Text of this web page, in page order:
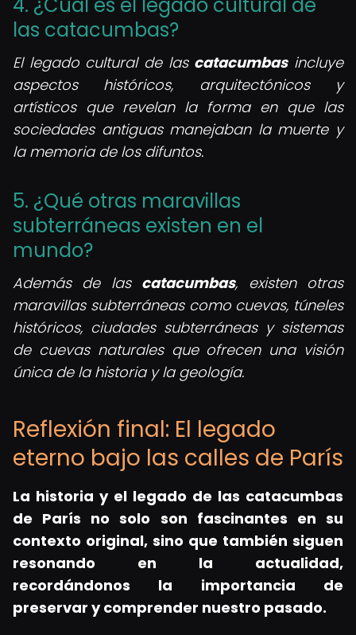
las catacumbas?
El legado cultural de las catacumbasincluye
aspectos históricos, arquitectónicos y
artísticos que revelan la forma en que las
sociedades antiguas manejaban la muerte y
la memoria de los difuntos.
5. ¿Qué otras maravillas
subterráneas existen en el
mundo?
Además de las catacumbas, existen otras
maravillas subterráneas como cuevas, túneles
históricos, ciudades subterráneas y sistemas
de cuevas naturales que ofrecen una visión
única de la historia y la geología.
Reflexión final: El legado
eterno bajo las calles de París
La historia y el legado de las catacumbas
de París no solo son fascinantes en su
contexto original, sino que también siguen
resonando en la actualidad,
recordándonos la importancia de
preservar y comprender nuestro pasado.